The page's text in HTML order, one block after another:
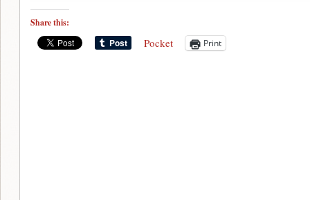
Share this:
Pocket Print